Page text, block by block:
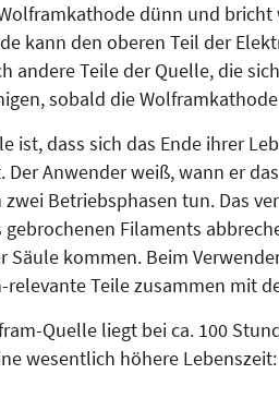
dünn und bricht
kann den oberen Teil der
andere Teile der Quelle, die
sobald die
ist, dass sich das Ende ihrer
Anwender weiß, wann er
Betriebsphasen tun. Das
Filaments
Säule kommen. Beim
Teile zusammen mit
Quelle liegt bei ca. 100
wesentlich höhere